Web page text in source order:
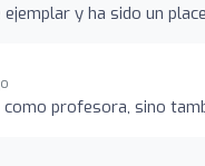
y ha sido un
profesora, sino